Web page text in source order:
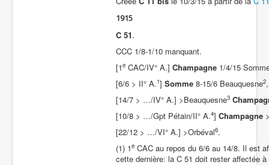
1915
C 51.
CCC 1/8-1/10 manquant.
[1e CAC/IV° A.] Champagne 1/4/15
[6/6 > II° A.1] Somme 8-15/6 Beauquesne2,
[14/7 > …/IV° A.] >Beauquesne3
[10/8 > …/Gpt Pétain/II° A.4] Champagne
[22/12 > …/VI° A.] >Orbéval6.
(1) 1e CAC au repos du 6/6 au 14/8. Il est
cette dernière: la C 51 doit rester affectée